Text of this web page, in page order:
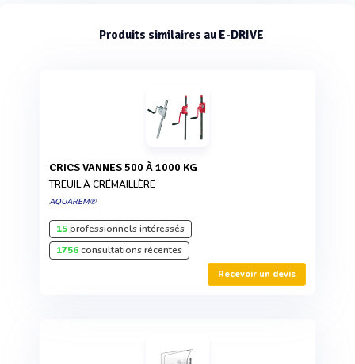
Produits similaires au E-DRIVE
CRICS VANNES 500 À 1000 KG
TREUIL À CRÉMAILLÈRE
AQUAREM®
15professionnels intéressés
1756consultations récentes
Recevoir un devis